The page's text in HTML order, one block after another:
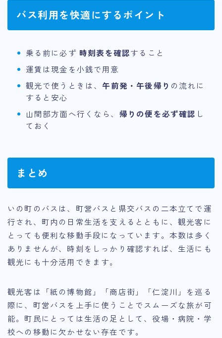
バス利用を快適にするポイント
乗る前に必ず 時刻表を確認すること
運賃は現金を小銭で用意
観光で使うときは、 午前発・午後帰り の流れに
すると安心
山間部方面へ行くなら、 帰りの便を必ず確認 し
ておく
まとめ
いの町のバスは、町営バスと県交バスの二本立てで運
行され、町内の日常生活を支えるとともに、観光客に
とっても便利な移動手段になっています。本数は多く
ありませんが、時刻をしっかり確認すれば、生活にも
観光にも十分活用できます。
観光客は「紙の博物館」「商店街」「仁淀川」を巡る
際に、町営バスを上手に使うことでスムーズな旅が可
能。町民にとっては生活の足として、役場・病院・学
校への移動に欠かせない存在です。